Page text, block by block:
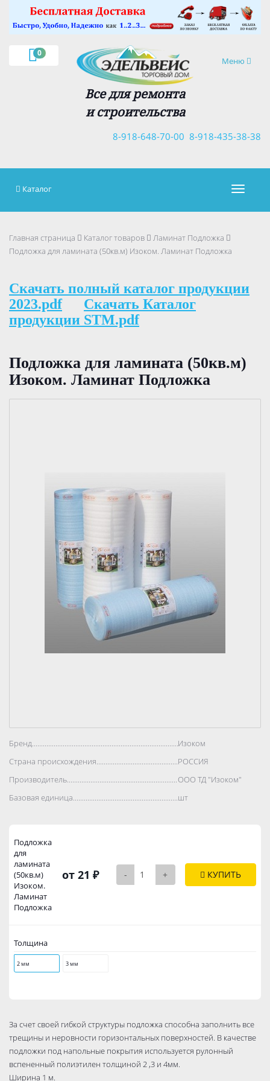
0
Навигация
Меню
Все для ремонта
и строительства
8-918-435-38-38
8-918-648-70-00
×
Каталог
Главная страница Каталог товаров
Ламинат Подложка
Подложка для ламината (50кв.м) Изоком. Ламинат Подложка
Скачать полный каталог продукции
2023.pdf
Скачать Каталог
продукции STM.pdf
Подложка для ламината (50кв.м)
Изоком. Ламинат Подложка
Бренд..................................................................................Изоком
Страна происхождения..................................................................................
РОССИЯ
Производитель..................................................................................
ООО ТД "Изоком"
Базовая единица..................................................................................
шт
Подложка
для
ламината
(50кв.м)
Изоком.
Ламинат
Подложка
от 21 ₽ - + КУПИТЬ
Толщина
2 мм 3 мм
За счет своей гибкой структуры подложка способна заполнить все
трещины и неровности горизонтальных поверхностей. В качестве
подложки под напольные покрытия используется рулонный
вспененный полиэтилен толщиной 2 ,3 и 4мм.
Ширина 1 м.